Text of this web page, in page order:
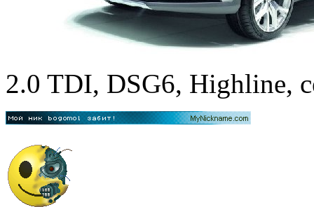
2.0 TDI, DSG6, Highline,